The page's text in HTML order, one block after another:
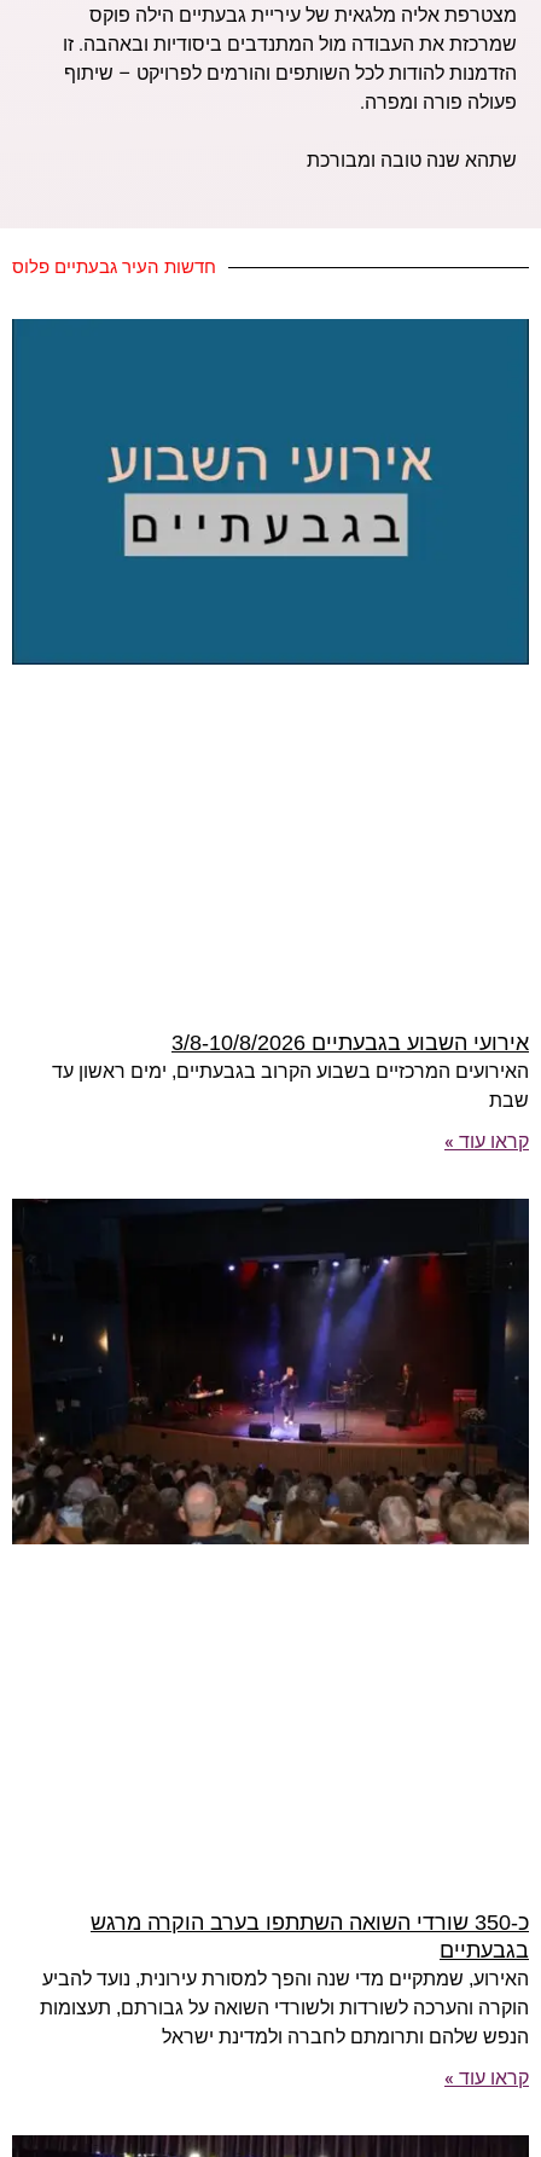
מצטרפת אליה מלגאית של עיריית גבעתיים הילה פוקס
שמרכזת את העבודה מול המתנדבים ביסודיות ובאהבה. זו
הזדמנות להודות לכל השותפים והורמים לפרויקט – שיתוף
פעולה פורה ומפרה.
שתהא שנה טובה ומבורכת
חדשות העיר גבעתיים פלוס
אירועי השבוע בגבעתיים 3/8-10/8/2026
האירועים המרכזיים בשבוע הקרוב בגבעתיים, ימים ראשון עד
שבת
קראו עוד »
כ-350 שורדי השואה השתתפו בערב הוקרה מרגש
בגבעתיים
האירוע, שמתקיים מדי שנה והפך למסורת עירונית, נועד להביע
הוקרה והערכה לשורדות ולשורדי השואה על גבורתם, תעצומות
הנפש שלהם ותרומתם לחברה ולמדינת ישראל
קראו עוד »